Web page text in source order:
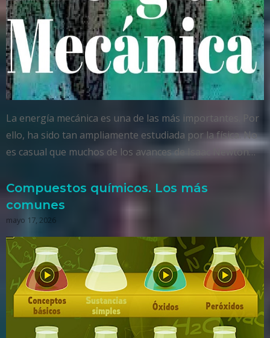
La energía mecánica es una de las más importantes. Por
ello, ha sido tan ampliamente estudiada por la física. No
es casual que muchos de los avances de Isaac Newton…
Compuestos químicos. Los más
comunes
mayo 17, 2026